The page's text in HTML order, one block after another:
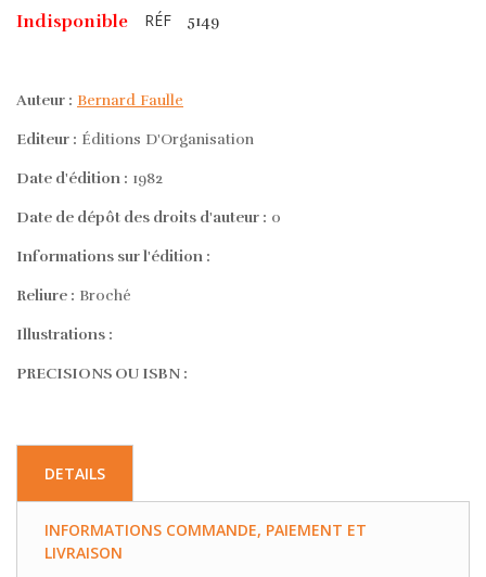
Indisponible RÉF 5149
Auteur : Bernard Faulle
Editeur : Éditions D'Organisation
Date d'édition : 1982
Date de dépôt des droits d'auteur : 0
Informations sur l'édition :
Reliure : Broché
Illustrations :
PRECISIONS OU ISBN :
DETAILS
INFORMATIONS COMMANDE, PAIEMENT ET
LIVRAISON